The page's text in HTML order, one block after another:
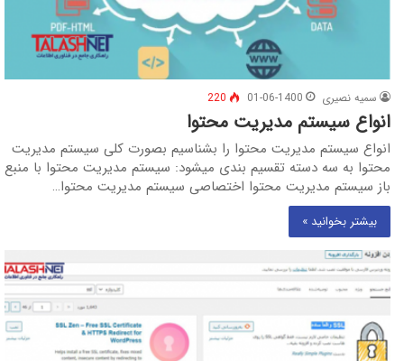
سمیه نصیری 01-06-1400
220
انواع سیستم مدیریت محتوا
انواع سیستم مدیریت محتوا را بشناسیم بصورت کلی سیستم مدیریت
محتوا به سه دسته تقسیم بندی میشود: سیستم مدیریت محتوا با منبع
باز سیستم مدیریت محتوا اختصاصی سیستم مدیریت محتوا…
بیشتر بخوانید »